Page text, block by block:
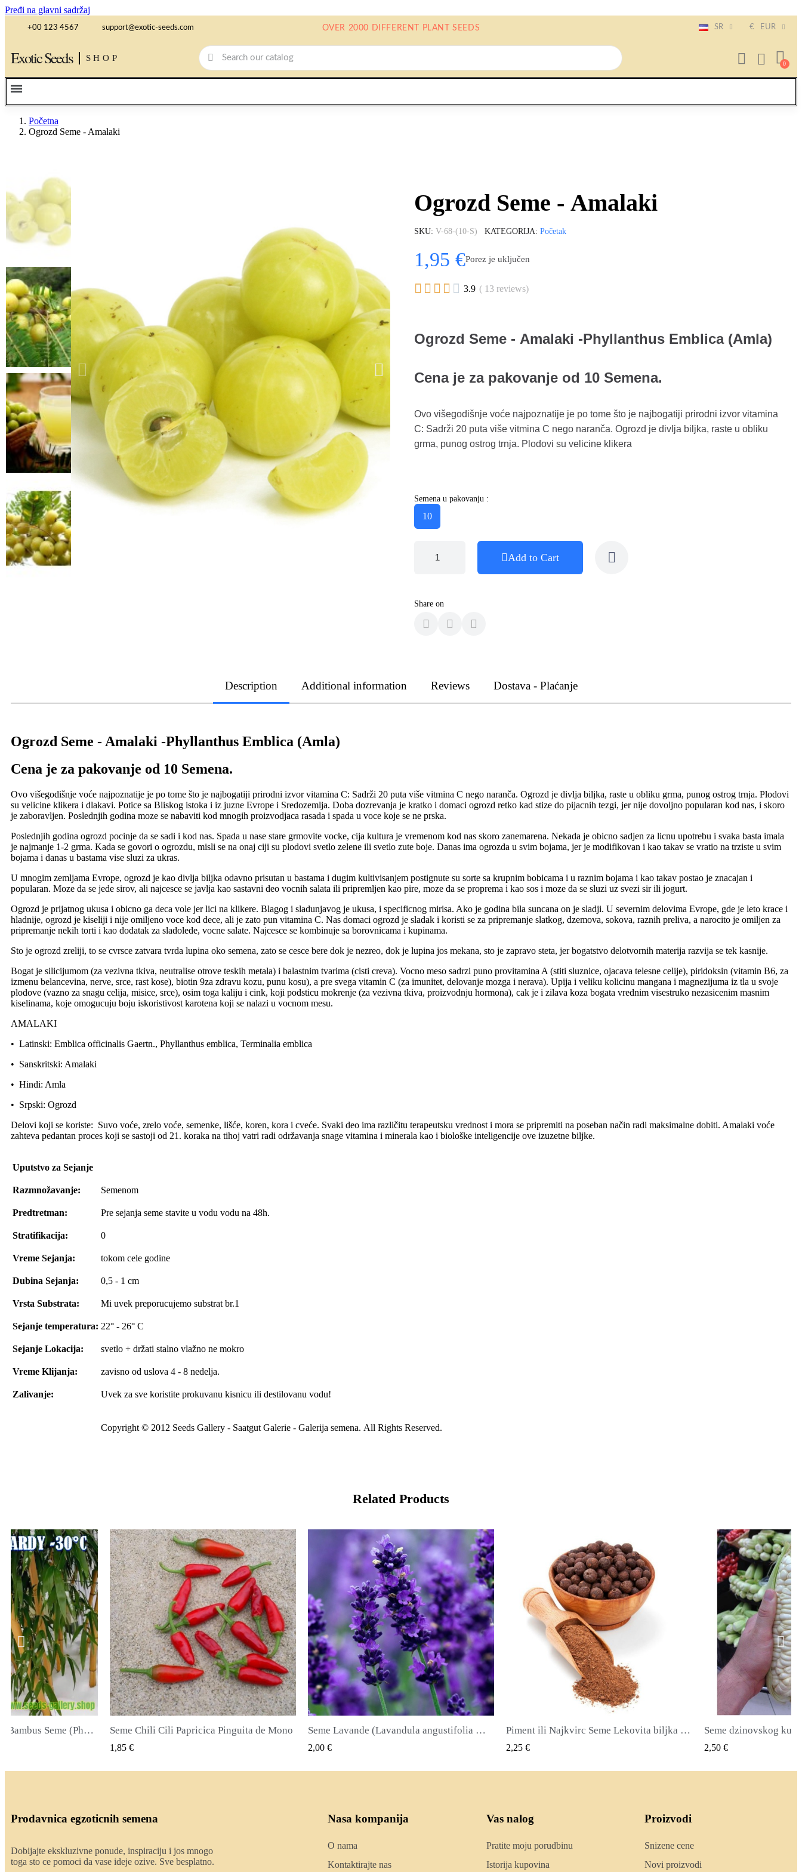
Pređi na glavni sadržaj
+00 123 4567 support@exotic-seeds.com OVER 2000 DIFFERENT PLANT SEEDS SR € EUR
Exotic Seeds SHOP
Početna
Ogrozd Seme - Amalaki
Ogrozd Seme - Amalaki
SKU V-68-(10-S) KATEGORIJA Početak
1,95 €Porez je uključen
     3.9 ( 13 reviews)
Ogrozd Seme - Amalaki -Phyllanthus Emblica (Amla)
Cena je za pakovanje od 10 Semena.
Ovo višegodišnje voće najpoznatije je po tome što je najbogatiji prirodni izvor vitamina
C: Sadrži 20 puta više vitmina C nego naranča. Ogrozd je divlja biljka, raste u obliku
grma, punog ostrog trnja. Plodovi su velicine klikera
Semena u pakovanju :
10
Add to Cart
Share on
Description Additional information Reviews Dostava - Plaćanje
Ogrozd Seme - Amalaki -Phyllanthus Emblica (Amla)
Cena je za pakovanje od 10 Semena.
Ovo višegodišnje voće najpoznatije je po tome što je najbogatiji prirodni izvor vitamina C: Sadrži 20 puta više vitmina C nego naranča. Ogrozd je divlja biljka, raste u obliku grma, punog ostrog trnja. Plodovi
su velicine klikera i dlakavi. Potice sa Bliskog istoka i iz juzne Evrope i Sredozemlja. Doba dozrevanja je kratko i domaci ogrozd retko kad stize do pijacnih tezgi, jer nije dovoljno popularan kod nas, i skoro
je zaboravljen. Poslednjih godina moze se nabaviti kod mnogih proizvodjaca rasada i spada u voce koje se ne prska.
Poslednjih godina ogrozd pocinje da se sadi i kod nas. Spada u nase stare grmovite vocke, cija kultura je vremenom kod nas skoro zanemarena. Nekada je obicno sadjen za licnu upotrebu i svaka basta imala
je najmanje 1-2 grma. Kada se govori o ogrozdu, misli se na onaj ciji su plodovi svetlo zelene ili svetlo zute boje. Danas ima ogrozda u svim bojama, jer je modifikovan i kao takav se vratio na trziste u svim
bojama i danas u bastama vise sluzi za ukras.
U mnogim zemljama Evrope, ogrozd je kao divlja biljka odavno prisutan u bastama i dugim kultivisanjem postignute su sorte sa krupnim bobicama i u raznim bojama i kao takav postao je znacajan i
popularan. Moze da se jede sirov, ali najcesce se javlja kao sastavni deo vocnih salata ili pripremljen kao pire, moze da se proprema i kao sos i moze da se sluzi uz svezi sir ili jogurt.
Ogrozd je prijatnog ukusa i obicno ga deca vole jer lici na klikere. Blagog i sladunjavog je ukusa, i specificnog mirisa. Ako je godina bila suncana on je sladji. U severnim delovima Evrope, gde je leto krace i
hladnije, ogrozd je kiseliji i nije omiljeno voce kod dece, ali je zato pun vitamina C. Nas domaci ogrozd je sladak i koristi se za pripremanje slatkog, dzemova, sokova, raznih preliva, a narocito je omiljen za
pripremanje nekih torti i kao dodatak za sladolede, vocne salate. Najcesce se kombinuje sa borovnicama i kupinama.
Sto je ogrozd zreliji, to se cvrsce zatvara tvrda lupina oko semena, zato se cesce bere dok je nezreo, dok je lupina jos mekana, sto je zapravo steta, jer bogatstvo delotvornih materija razvija se tek kasnije.
Bogat je silicijumom (za vezivna tkiva, neutralise otrove teskih metala) i balastnim tvarima (cisti creva). Vocno meso sadrzi puno provitamina A (stiti sluznice, ojacava telesne celije), piridoksin (vitamin B6, za
izmenu belancevina, nerve, srce, rast kose), biotin 9za zdravu kozu, punu kosu), a pre svega vitamin C (za imunitet, delovanje mozga i nerava). Upija i veliku kolicinu mangana i magnezijuma iz tla u svoje
plodove (vazno za snagu celija, misice, srce), osim toga kaliju i cink, koji podsticu mokrenje (za vezivna tkiva, proizvodnju hormona), cak je i zilava koza bogata vrednim visestruko nezasicenim masnim
kiselinama, koje omogucuju boju iskoristivost karotena koji se nalazi u vocnom mesu.
AMALAKI
• Latinski: Emblica officinalis Gaertn., Phyllanthus emblica, Terminalia emblica
• Sanskritski: Amalaki
• Hindi: Amla
• Srpski: Ogrozd
Delovi koji se koriste: Suvo voće, zrelo voće, semenke, lišće, koren, kora i cveće. Svaki deo ima različitu terapeutsku vrednost i mora se pripremiti na poseban način radi maksimalne dobiti. Amalaki voće
zahteva pedantan proces koji se sastoji od 21. koraka na tihoj vatri radi održavanja snage vitamina i minerala kao i biološke inteligencije ove izuzetne biljke.
Uputstvo za Sejanje
Razmnožavanje: Semenom
Predtretman: Pre sejanja seme stavite u vodu vodu na 48h.
Stratifikacija: 0
Vreme Sejanja: tokom cele godine
Dubina Sejanja: 0,5 - 1 cm
Vrsta Substrata: Mi uvek preporucujemo substrat br.1
Sejanje temperatura: 22° - 26° C
Sejanje Lokacija: svetlo + držati stalno vlažno ne mokro
Vreme Klijanja: zavisno od uslova 4 - 8 nedelja.
Zalivanje: Uvek za sve koristite prokuvanu kisnicu ili destilovanu vodu!
Copyright © 2012 Seeds Gallery - Saatgut Galerie - Galerija semena. All Rights Reserved.
Related Products
VIEWPinguita de Mono QUICK VIEW Seme Lavande (Lavandula angustifolia Mill)
2,00 €
QUICK VIEW Piment ili Najkvirc Seme Lekovita biljka i zacin
2,25 €
QUICK VIEW
Seme dzinovskog kukuruza Cuzco - Cusco
2,50 €
QUICK
2,40 €
Prodavnica egzoticnih semena
Dobijajte ekskluzivne ponude, inspiraciju i jos mnogo
toga sto ce pomoci da vase ideje ozive. Sve besplatno.
Nasa kompanija
O nama
Kontaktirajte nas
Vas nalog
Pratite moju porudbinu
Istorija kupovina
Proizvodi
Snizene cene
Novi proizvodi